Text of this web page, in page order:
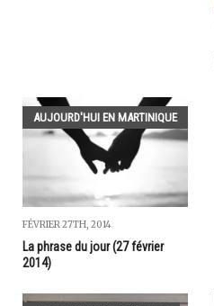
AUJOURD'HUI EN MARTINIQUE
FÉVRIER 27TH, 2014
La phrase du jour (27 février
2014)